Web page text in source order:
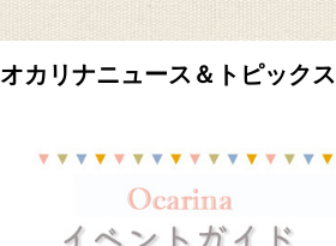
オカリナニュース＆トピックス